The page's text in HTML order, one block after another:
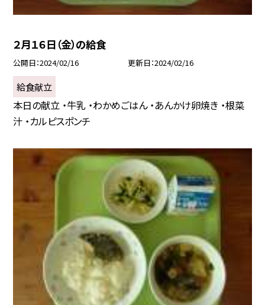
２月１６日（金）の給食
公開日 2024/02/16 更新日 2024/02/16
給食献立
本日の献立 ・牛乳 ・わかめごはん ・あんかけ卵焼き ・根菜
汁 ・カルピスポンチ